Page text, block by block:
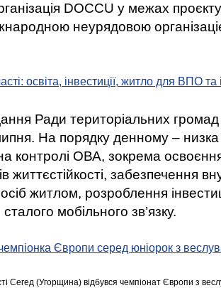
DOCCU у межах
неурядовою
освіта, інвестиції, житло для ВПО
Ради територіальних громад
На порядку денному –
контролі ОВА, зокрема освоєння
життєстійкості, забезпечення
житлом, розроблення
мобільного зв’язку.
Європи серед юніорок з
Сегед (Угорщина) відбувся чемпіонат Європи з